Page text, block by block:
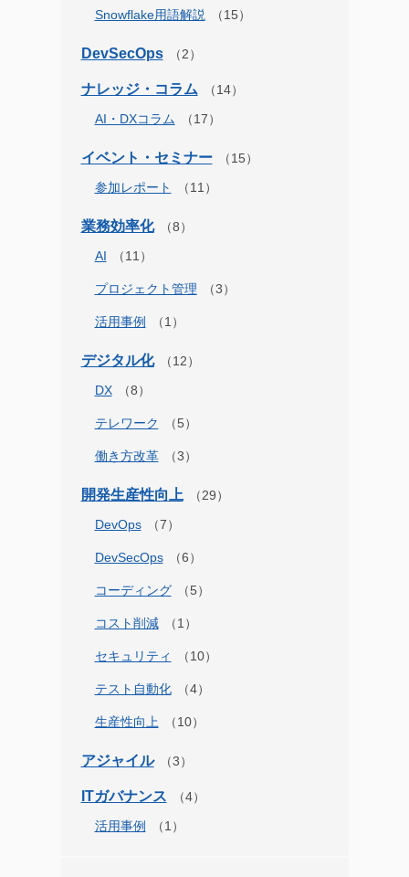
Snowflake用語解説
DevSecOps
ナレッジ・コラム
AI・DXコラム
イベント・セミナー
参加レポート
業務効率化
AI
プロジェクト管理
活用事例
デジタル化
DX
テレワーク
働き方改革
開発生産性向上
DevOps
DevSecOps
コーディング
コスト削減
セキュリティ
テスト自動化
生産性向上
アジャイル
ITガバナンス
活用事例